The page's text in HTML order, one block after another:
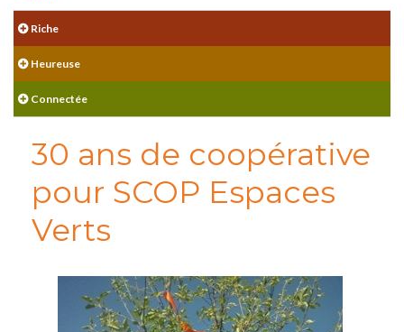
Riche
Heureuse
Connectée
30 ans de coopérative
pour SCOP Espaces
Verts